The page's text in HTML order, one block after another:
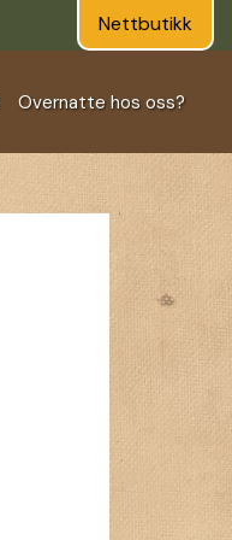
Nettbutikk
Overnatte hos oss?